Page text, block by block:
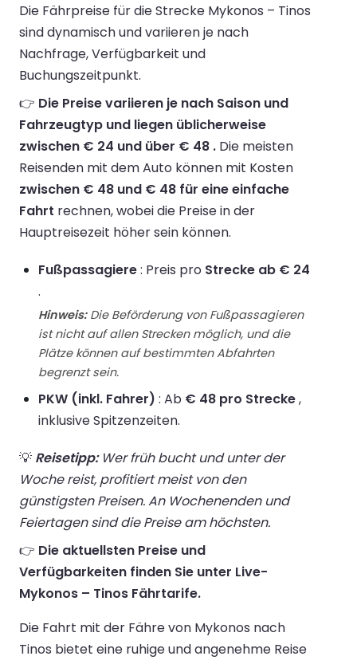
Die Fährpreise für die Strecke Mykonos – Tinos
sind dynamisch und variieren je nach
Nachfrage, Verfügbarkeit und
Buchungszeitpunkt.
👉 Die Preise variieren je nach Saison und
Fahrzeugtyp und liegen üblicherweise
zwischen € 24 und über € 48 . Die meisten
Reisenden mit dem Auto können mit Kosten
zwischen € 48 und € 48 für eine einfache
Fahrt rechnen, wobei die Preise in der
Hauptreisezeit höher sein können.
Fußpassagiere: Preis pro Strecke ab € 24
.
Hinweis:Die Beförderung von Fußpassagieren
ist nicht auf allen Strecken möglich, und die
Plätze können auf bestimmten Abfahrten
begrenzt sein.
PKW (inkl. Fahrer) : Ab € 48 pro Strecke,
inklusive Spitzenzeiten.
💡 Reisetipp:Wer früh bucht und unter der
Woche reist, profitiert meist von den
günstigsten Preisen. An Wochenenden und
Feiertagen sind die Preise am höchsten.
👉 Die aktuellsten Preise und
Verfügbarkeiten finden Sie unter Live-
Mykonos – Tinos Fährtarife.
Die Fahrt mit der Fähre von Mykonos nach
Tinos bietet eine ruhige und angenehme Reise